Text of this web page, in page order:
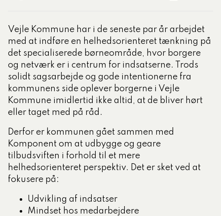
Vejle Kommune har i de seneste par år arbejdet
med at indføre en helhedsorienteret tænkning på
det specialiserede børneområde, hvor borgere
og netværk er i centrum for indsatserne. Trods
solidt sagsarbejde og gode intentionerne fra
kommunens side oplever borgerne i Vejle
Kommune imidlertid ikke altid, at de bliver hørt
eller taget med på råd.
Derfor er kommunen gået sammen med
Komponent om at udbygge og geare
tilbudsviften i forhold til et mere
helhedsorienteret perspektiv. Det er sket ved at
fokusere på:
Udvikling af indsatser
Mindset hos medarbejdere